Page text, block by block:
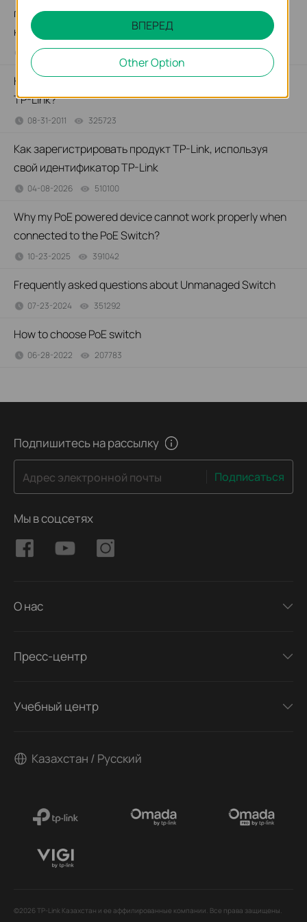
подключения компьютера к неуправляемому
коммутатору?
01-11-2017 359119views
Как настроить сеть РОЕ, используя РОЕ оборудование
TP-Link?
08-31-2011 325723
Как зарегистрировать продукт TP-Link, используя
свой идентификатор TP-Link
04-08-2026 510100
Why my PoE powered device cannot work properly when
connected to the PoE Switch?
10-23-2025 391042
Frequently asked questions about Unmanaged Switch
07-23-2024 351292
How to choose PoE switch
06-28-2022 207783
Подпишитесь на рассылку
Адрес электронной почты Подписаться
Мы в соцсетях
О нас
Пресс-центр
Учебный центр
Казахстан / Русский
©2026 TP-Link Казахстан и ее аффилированные компании. Все права защищены.
ВПЕРЕД
Other Option